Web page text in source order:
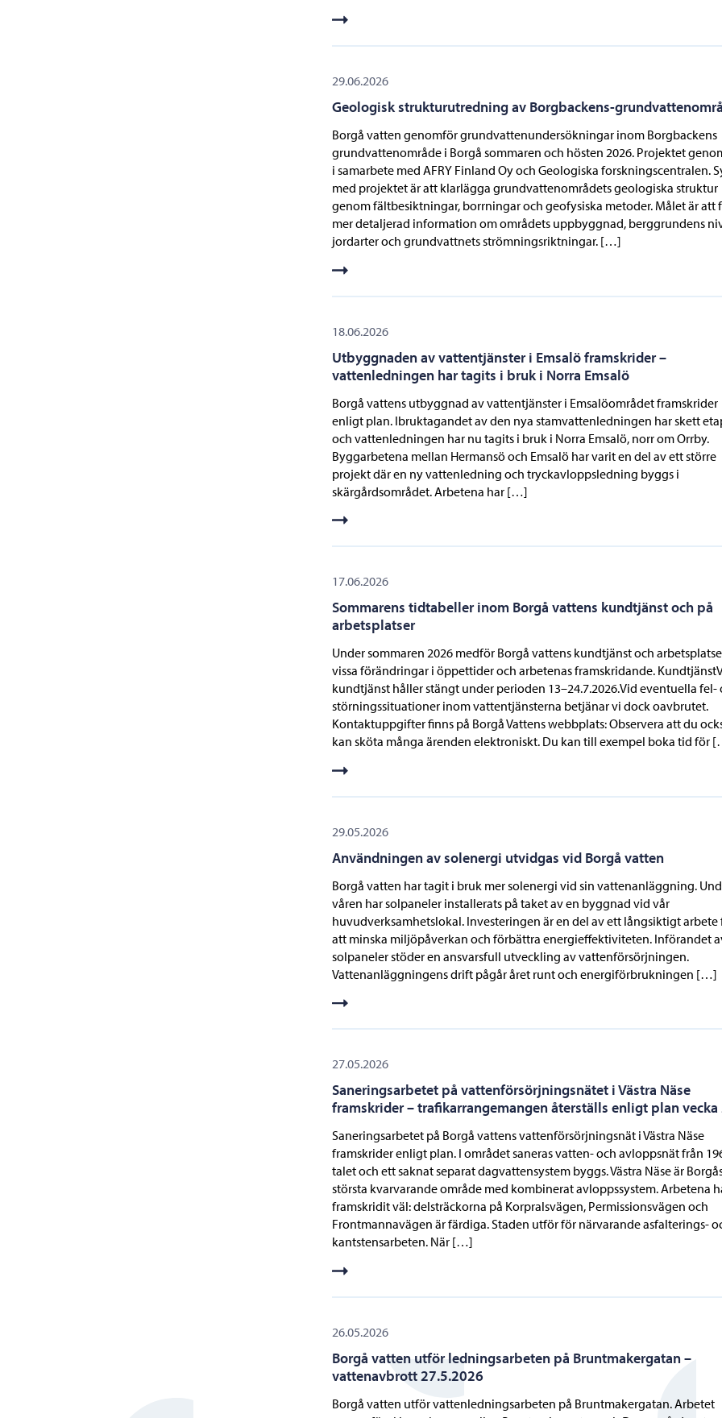
29.06.2026
Geologisk strukturutredning av Borgbackens-
Borgå vatten genomför grundvattenundersökningar inom Borgbackens
grundvattenområde i Borgå sommaren och hösten 2026. Projektet
i samarbete med AFRY Finland Oy och Geologiska forskningscentralen.
med projektet är att klarlägga grundvattenområdets geologiska struktur
genom fältbesiktningar, borrningar och geofysiska metoder. Målet är att
mer detaljerad information om områdets uppbyggnad, berggrundens
jordarter och grundvattnets strömningsriktningar. […]
18.06.2026
Utbyggnaden av vattentjänster i Emsalö framskrider –
vattenledningen har tagits i bruk i Norra Emsalö
Borgå vattens utbyggnad av vattentjänster i Emsalöområdet framskrider
enligt plan. Ibruktagandet av den nya stamvattenledningen har skett
och vattenledningen har nu tagits i bruk i Norra Emsalö, norr om Orrby.
Byggarbetena mellan Hermansö och Emsalö har varit en del av ett större
projekt där en ny vattenledning och tryckavloppsledning byggs i
skärgårdsområdet. Arbetena har […]
17.06.2026
Sommarens tidtabeller inom Borgå vattens kundtjänst och på
arbetsplatser
Under sommaren 2026 medför Borgå vattens kundtjänst och
vissa förändringar i öppettider och arbetenas framskridande.
kundtjänst håller stängt under perioden 13–24.7.2026.Vid eventuella fel-
störningssituationer inom vattentjänsterna betjänar vi dock oavbrutet.
Kontaktuppgifter finns på Borgå Vattens webbplats: Observera att du
kan sköta många ärenden elektroniskt. Du kan till exempel boka tid för
29.05.2026
Användningen av solenergi utvidgas vid Borgå vatten
Borgå vatten har tagit i bruk mer solenergi vid sin vattenanläggning.
våren har solpaneler installerats på taket av en byggnad vid vår
huvudverksamhetslokal. Investeringen är en del av ett långsiktigt arbete
att minska miljöpåverkan och förbättra energieffektiviteten. Införandet
solpaneler stöder en ansvarsfull utveckling av vattenförsörjningen.
Vattenanläggningens drift pågår året runt och energiförbrukningen […]
27.05.2026
Saneringsarbetet på vattenförsörjningsnätet i Västra Näse
framskrider – trafikarrangemangen återställs enligt plan vecka
Saneringsarbetet på Borgå vattens vattenförsörjningsnät i Västra Näse
framskrider enligt plan. I området saneras vatten- och avloppsnät från
talet och ett saknat separat dagvattensystem byggs. Västra Näse är
största kvarvarande område med kombinerat avloppssystem. Arbetena
framskridit väl: delsträckorna på Korpralsvägen, Permissionsvägen och
Frontmannavägen är färdiga. Staden utför för närvarande asfalterings-
kantstensarbeten. När […]
26.05.2026
Borgå vatten utför ledningsarbeten på Bruntmakergatan –
vattenavbrott 27.5.2026
Borgå vatten utför vattenledningsarbeten på Bruntmakergatan. Arbetet